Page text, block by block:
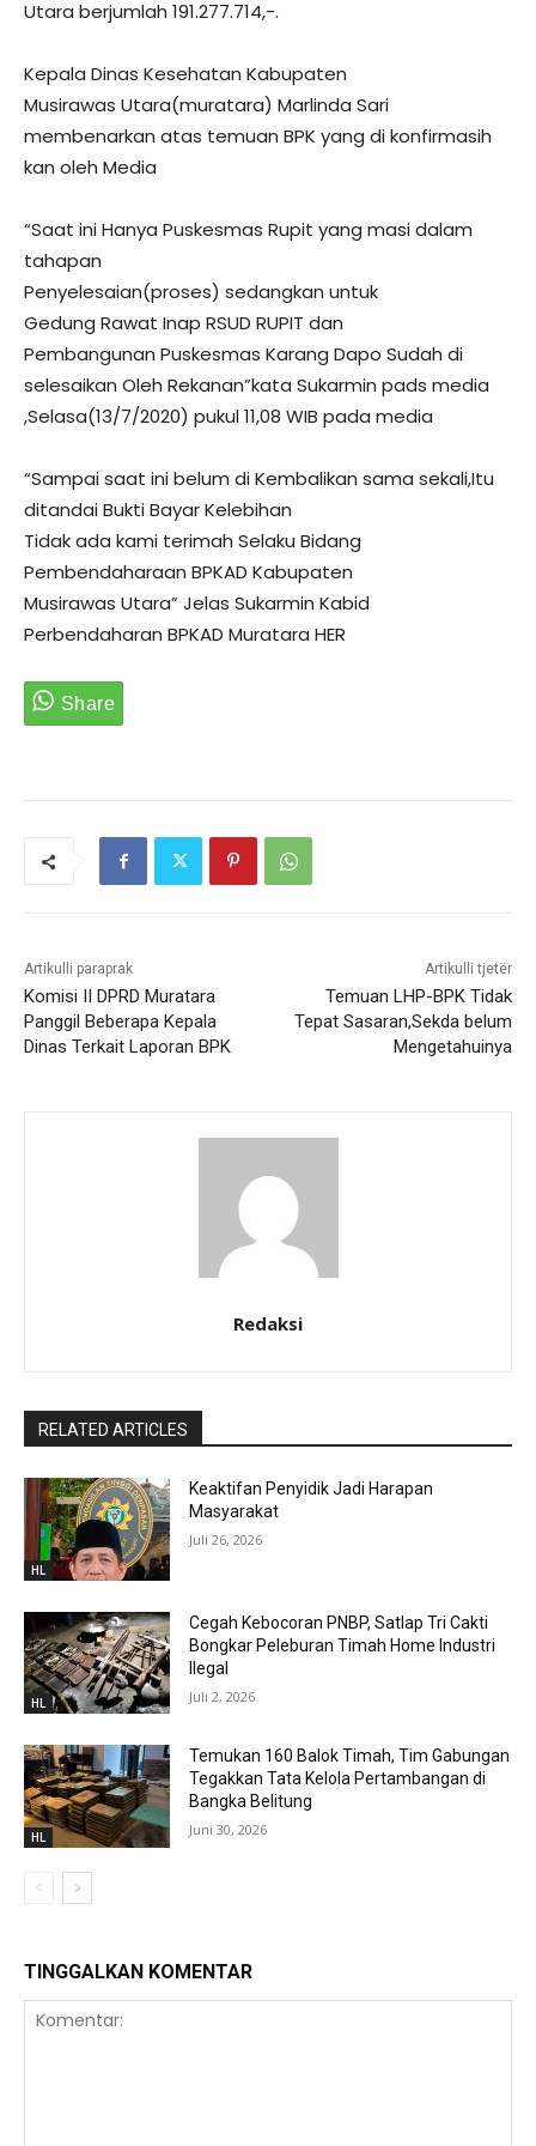
Utara berjumlah 191.277.714,-.
Kepala Dinas Kesehatan Kabupaten
Musirawas Utara(muratara) Marlinda Sari
membenarkan atas temuan BPK yang di konfirmasih
kan oleh Media
“Saat ini Hanya Puskesmas Rupit yang masi dalam
tahapan
Penyelesaian(proses) sedangkan untuk
Gedung Rawat Inap RSUD RUPIT dan
Pembangunan Puskesmas Karang Dapo Sudah di
selesaikan Oleh Rekanan”kata Sukarmin pads media
,Selasa(13/7/2020) pukul 11,08 WIB pada media
“Sampai saat ini belum di Kembalikan sama sekali,Itu
ditandai Bukti Bayar Kelebihan
Tidak ada kami terimah Selaku Bidang
Pembendaharaan BPKAD Kabupaten
Musirawas Utara” Jelas Sukarmin Kabid
Perbendaharan BPKAD Muratara HER
Artikulli paraprak
Komisi II DPRD Muratara
Panggil Beberapa Kepala
Dinas Terkait Laporan BPK
Artikulli tjetër
Temuan LHP-BPK Tidak
Tepat Sasaran,Sekda belum
Mengetahuinya
Redaksi
RELATED ARTICLES
HL
Keaktifan Penyidik Jadi Harapan
Masyarakat
Juli 26, 2026
HL
Cegah Kebocoran PNBP, Satlap Tri Cakti
Bongkar Peleburan Timah Home Industri
Ilegal
Juli 2, 2026
HL
Temukan 160 Balok Timah, Tim Gabungan
Tegakkan Tata Kelola Pertambangan di
Bangka Belitung
Juni 30, 2026
TINGGALKAN KOMENTAR